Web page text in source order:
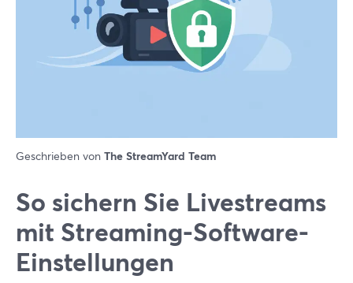
Geschrieben von The StreamYard Team
So sichern Sie Livestreams
mit Streaming-Software-
Einstellungen